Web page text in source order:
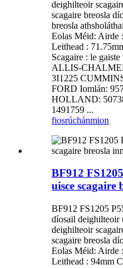
deighilteoir
scagaire breosla
breosla
Eolas Méid: Airde
Leithead :
Scagaire : le
ALLIS-
3I1225
FORD Iomlán:
HOLLAND:
1491759 ...
fiosrúchánmion
BF912
uisce scagaire
BF912 FS1205
díosail deighilteoir
deighilteoir
scagaire breosla
Eolas Méid: Airde
Leithead : 94mm